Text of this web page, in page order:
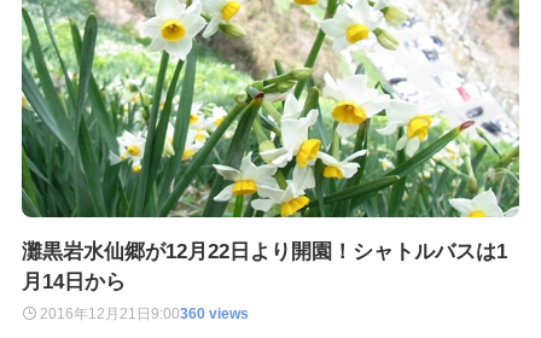
灘黒岩水仙郷が12月22日より開園！シャトルバスは1
月14日から
2016年12月21日9:00360 views